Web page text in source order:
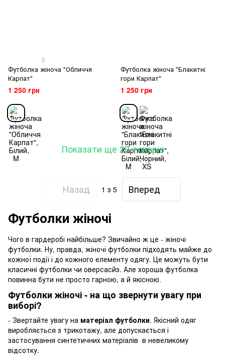
2
Футболка жіноча "Обличчя
Карпат"
1 250 грн
Футболка жіноча "Блакитні
гори Карпат"
1 250 грн
Показати ще 20 товарів
Назад 1 з 5 Вперед
Футболки жіночі
Чого в гардеробі найбільше? Звичайно ж це - жіночі
футболки. Ну, правда, жіночі футболки підходять майже до
кожної події і до кожного елементу одягу. Це можуть бути
класичні футболки чи оверсасйз. Але хороша футболка
повинна бути не просто гарною, а й якісною.
Футболки жіночі - на що звернути увагу при
виборі?
- Звертайте увагу на матеріал футболки. Якісний одяг
виробляється з трикотажу, але допускається і
застосування синтетичних матеріалів в невеликому
відсотку.